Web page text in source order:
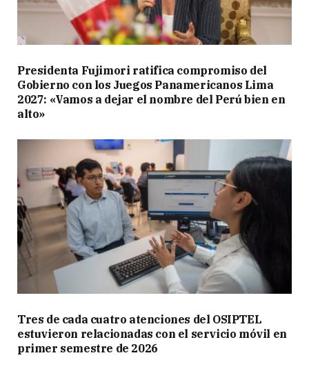
Presidenta Fujimori ratifica compromiso del
Gobierno con los Juegos Panamericanos Lima
2027: «Vamos a dejar el nombre del Perú bien en
alto»
Tres de cada cuatro atenciones del OSIPTEL
estuvieron relacionadas con el servicio móvil en
primer semestre de 2026